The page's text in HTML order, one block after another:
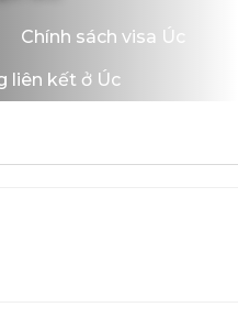
Chính sách visa Úc
liên kết ở Úc